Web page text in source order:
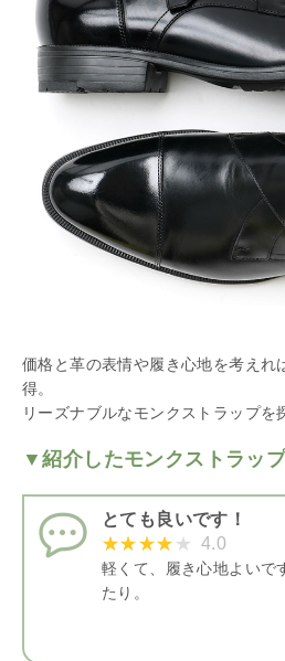
価格と革の表情や履き心地を考えれ
得。
リーズナブルなモンクストラップを
▼紹介したモンクストラッ
とても良いです！
4.0
軽くて、履き心地よいで
たり。